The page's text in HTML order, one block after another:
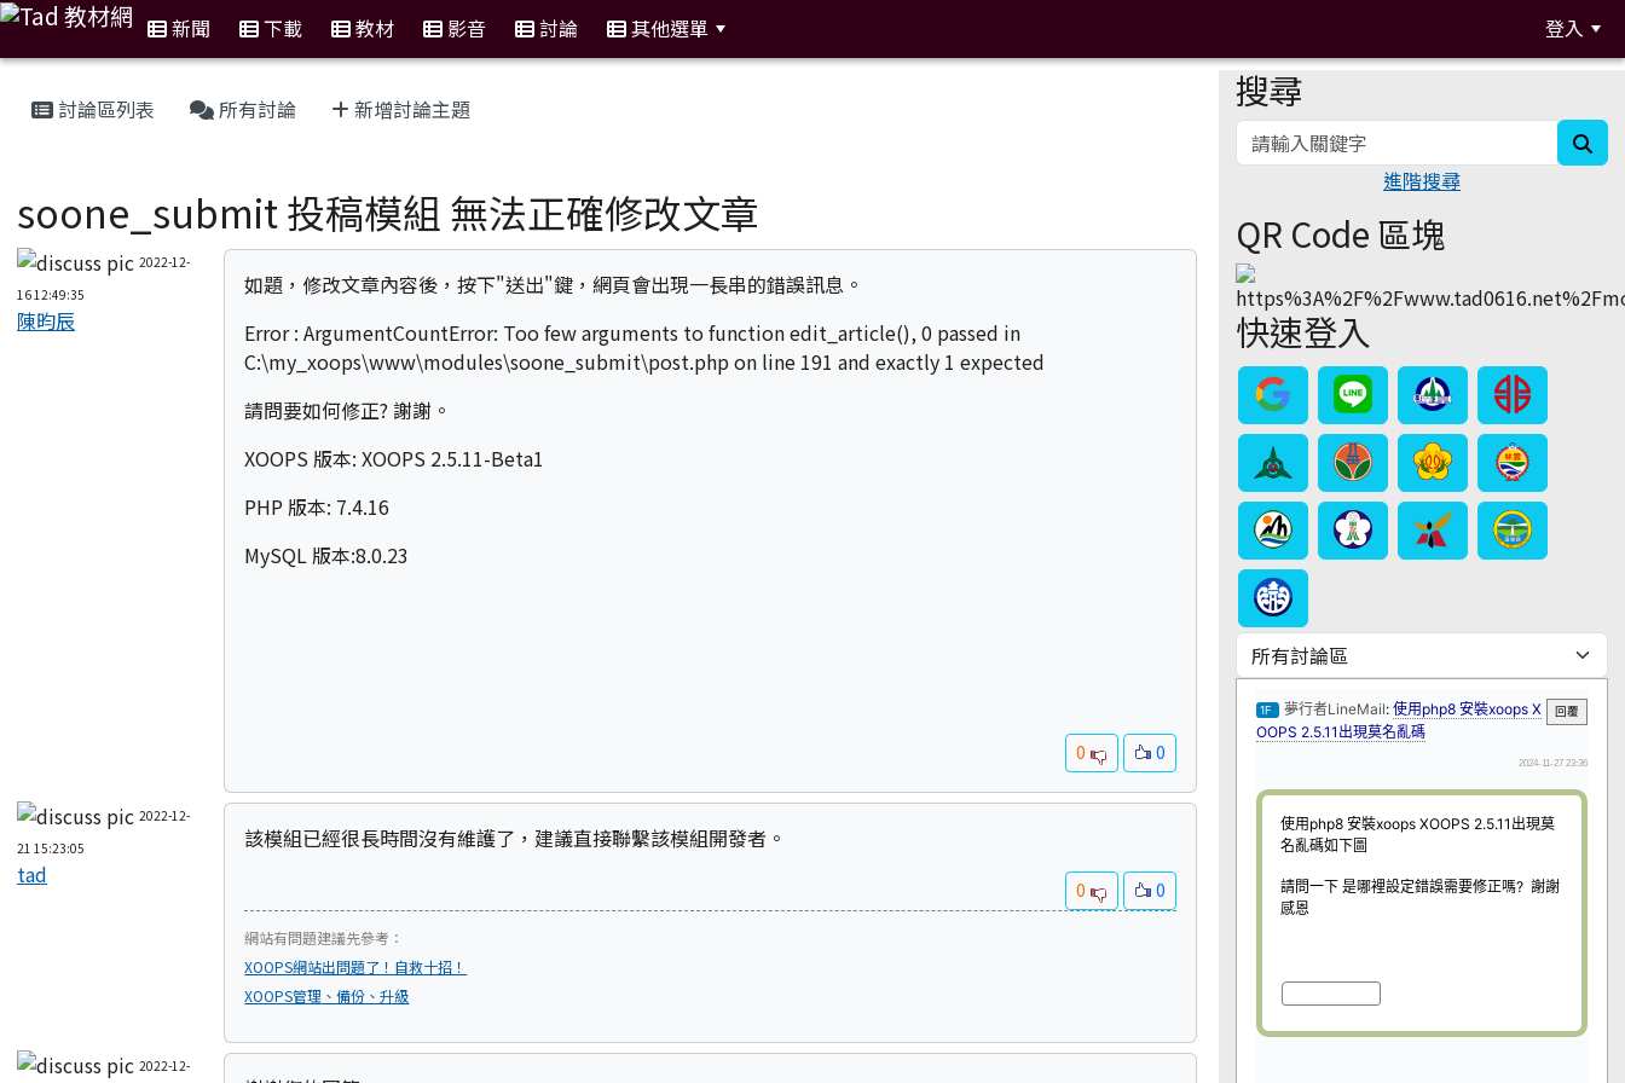
新聞 下載 教材 影音 討論 其他選單 登入
討論區列表 所有討論 新增討論主題
soone_submit 投稿模組 無法正確修改文章
2022-12-
16 12:49:35
陳昀辰
如題，修改文章內容後，按下"送出"鍵，網頁會出現一長串的錯誤訊息。
Error : ArgumentCountError: Too few arguments to function edit_article(), 0 passed in
C:\my_xoops\www\modules\soone_submit\post.php on line 191 and exactly 1 expected
請問要如何修正? 謝謝。
XOOPS 版本: XOOPS 2.5.11-Beta1
PHP 版本: 7.4.16
MySQL 版本:8.0.23
0 0
2022-12-
21 15:23:05
tad
該模組已經很長時間沒有維護了，建議直接聯繫該模組開發者。
0 0
網站有問題建議先參考：
XOOPS網站出問題了！自救十招！
XOOPS管理、備份、升級
2022-12-
:::
搜尋
進階搜尋
QR Code 區塊
快速登入